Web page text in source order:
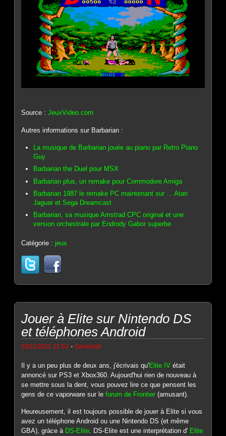
Source :JeuxVideo.com
Autres informations sur Barbarian :
La musique de Barbarian jouée au piano par Retro Piano
Guy
Barbarian the Duel pour MSX
Barbarian plus, un remake pour Commodore Amiga
Barbarian 1987 le remake PC maintenant sur ... Atari
Jaguar et Sega Dreamcast
Barbarian, sa musique Amstrad CPC original et une
version orchestrale par Endrody Gabor superbe
Catégorie :jeux
Jouer à Elite sur Nintendo DS
et téléphones Android
03/11/2011 21:53 -Genesis8
Il y a un peu plus de deux ans, j'écrivais qu'Elite IV était
annoncé sur PS3 et Xbox360. Aujourd'hui rien de nouveau à
se mettre sous la dent, vous pouvez lire ce que pensent les
gens de ce vaporware sur leforum de Frontier (amusant).
Heureusement, il est toujours possible de jouer à Elite si vous
avez un téléphone Android ou une Nintendo DS (et même
GBA), gràce à DS-Elite. DS-Elite est une interprétation d' Elite